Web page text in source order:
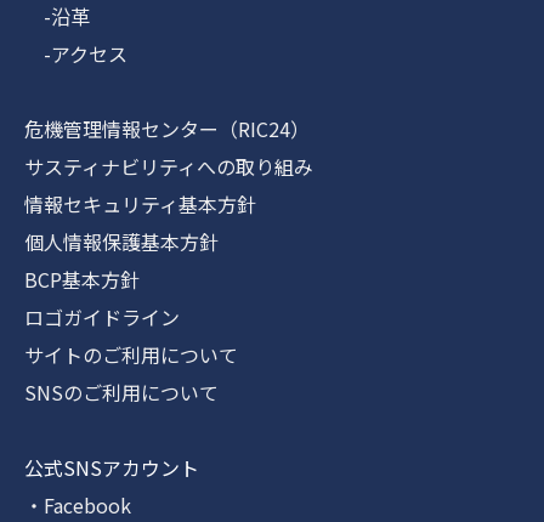
-沿革
-アクセス
危機管理情報センター（RIC24）
サスティナビリティへの取り組み
情報セキュリティ基本方針
個人情報保護基本方針
BCP基本方針
ロゴガイドライン
サイトのご利用について
SNSのご利用について
公式SNSアカウント
・Facebook